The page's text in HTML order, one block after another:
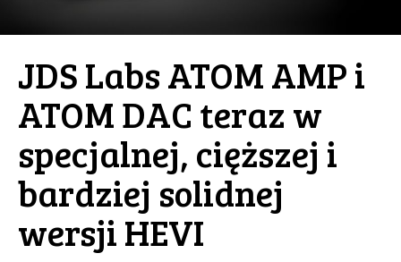
JDS Labs ATOM AMP i
ATOM DAC teraz w
specjalnej, cięższej i
bardziej solidnej
wersji HEVI